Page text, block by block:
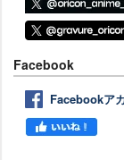
Facebook
Facebookア